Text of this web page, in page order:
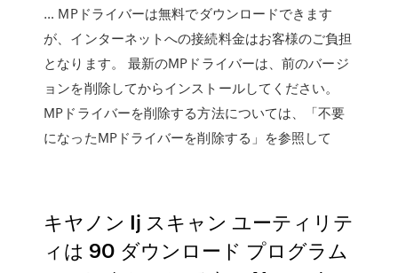
… MPドライバーは無料でダウンロードできます
が、インターネットへの接続料金はお客様のご負担
となります。 最新のMPドライバーは、前のバージ
ョンを削除してからインストールしてください。
MPドライバーを削除する方法については、「不要
になったMPドライバーを削除する」を参照して
キヤノン Ij スキャン ユーティリテ
ィは 90 ダウンロード プログラム